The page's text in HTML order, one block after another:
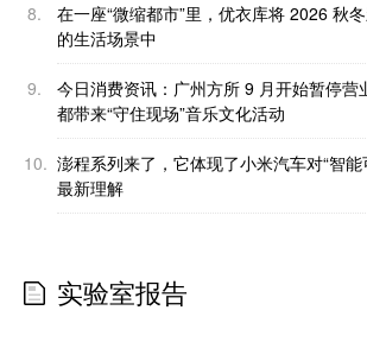
8.
在一座“微缩都市”里，优衣库将 2026 秋
的生活场景中
9.
今日消费资讯：广州方所 9 月开始暂停营
都带来“守住现场”音乐文化活动
10. 澎程系列来了，它体现了小米汽车对“智能
最新理解
实验室报告